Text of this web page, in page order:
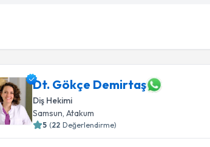
Dt. Gökçe Demirtaş
Diş Hekimi
Samsun ,Atakum
5 (22 Değerlendirme)